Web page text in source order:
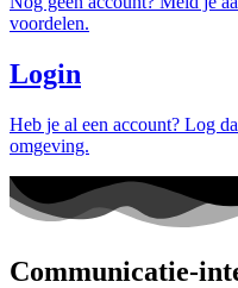
voordelen.
Login
Heb je al een account? Log
omgeving.
Communicatie-